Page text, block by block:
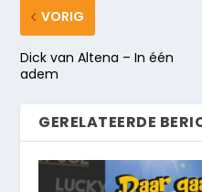
VORIG
Dick van Altena – In één
adem
GERELATEERDE